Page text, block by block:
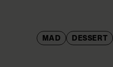
MAD DESSERT